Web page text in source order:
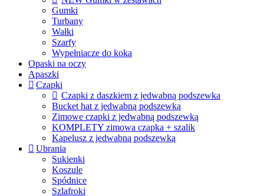
Gumki
Turbany
Wałki
Szarfy
Wypełniacze do koka
Opaski na oczy
Apaszki
Czapki
Czapki z daszkiem z jedwabną podszewka
Bucket hat z jedwabną podszewką
Zimowe czapki z jedwabną podszewką
KOMPLETY zimowa czapka + szalik
Kapelusz z jedwabną podszewką
Ubrania
Sukienki
Koszule
Spódnice
Szlafroki